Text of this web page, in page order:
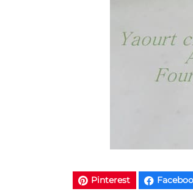
Pinterest